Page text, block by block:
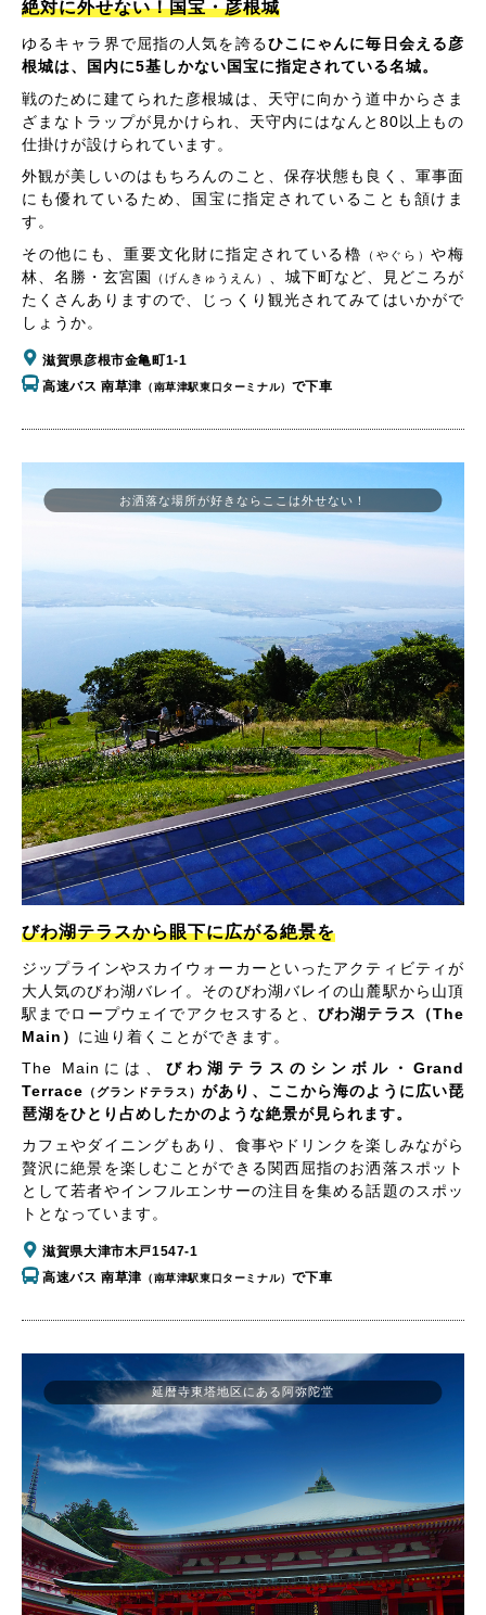
絶対に外せない！国宝・彦根城
ゆるキャラ界で屈指の人気を誇るひこにゃんに毎日会える彦
根城は、国内に5基しかない国宝に指定されている名城。
戦のために建てられた彦根城は、天守に向かう道中からさま
ざまなトラップが見かけられ、天守内にはなんと80以上もの
仕掛けが設けられています。
外観が美しいのはもちろんのこと、保存状態も良く、軍事面
にも優れているため、国宝に指定されていることも頷けま
す。
その他にも、重要文化財に指定されている櫓
（やぐら）や梅
林、名勝・玄宮園
（げんきゅうえん）
、城下町など、見どころが
たくさんありますので、じっくり観光されてみてはいかがで
しょうか。
滋賀県彦根市金亀町1-1
高速バス 南草津 （南草津駅東口ターミナル） で下車
びわ湖テラスから眼下に広がる絶景を
ジップラインやスカイウォーカーといったアクティビティが
大人気のびわ湖バレイ。そのびわ湖バレイの山麓駅から山頂
駅までロープウェイでアクセスすると、 びわ湖テラス（The
Main） に辿り着くことができます。
The Mainには、 びわ湖テラスのシンボル・Grand
Terrace （グランドテラス）があり、ここから海のように広い琵
琶湖をひとり占めしたかのような絶景が見られます。
カフェやダイニングもあり、食事やドリンクを楽しみながら
贅沢に絶景を楽しむことができる関西屈指のお洒落スポット
として若者やインフルエンサーの注目を集める話題のスポッ
トとなっています。
滋賀県大津市木戸1547-1
高速バス 南草津 （南草津駅東口ターミナル） で下車
お洒落な場所が好きならここは外せない！
延暦寺東塔地区にある阿弥陀堂